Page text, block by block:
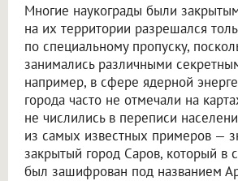
Многие наукограды были
на их территории разрешался
по специальному пропуску,
занимались различными
например, в сфере ядерной
города часто не отмечали на
не числились в переписи
из самых известных примеров —
закрытый город Саров, который в
был зашифрован под названием